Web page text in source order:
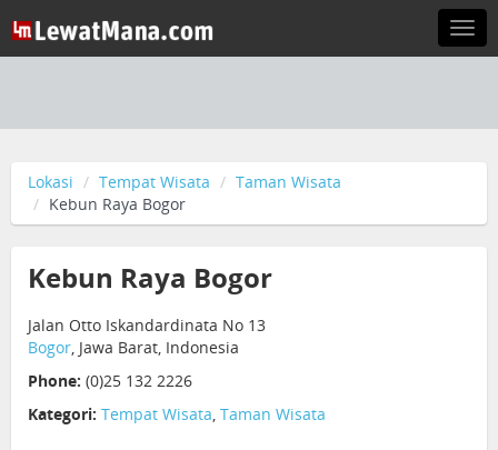
Lokasi Tempat Wisata
Taman Wisata
Kebun Raya Bogor
Kebun Raya Bogor
Jalan Otto Iskandardinata No 13
Bogor, Jawa Barat, Indonesia
Phone: (0)25 132 2226
Kategori: Tempat Wisata, Taman Wisata